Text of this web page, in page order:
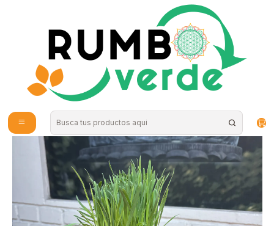
Envío gratis por compras sobre los 59.990 en la provincia de Santiago
Plantas de Exterior
Plantas RV - Hierba Gatera tamaño S / ( sin maceta)